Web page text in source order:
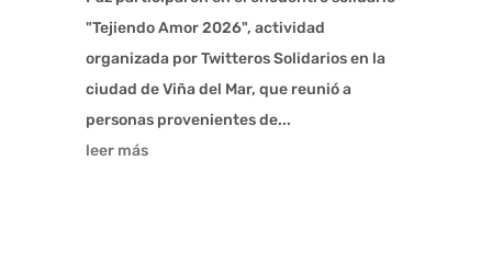
"Tejiendo Amor 2026", actividad
organizada por Twitteros Solidarios en la
ciudad de Viña del Mar, que reunió a
personas provenientes de...
leer más